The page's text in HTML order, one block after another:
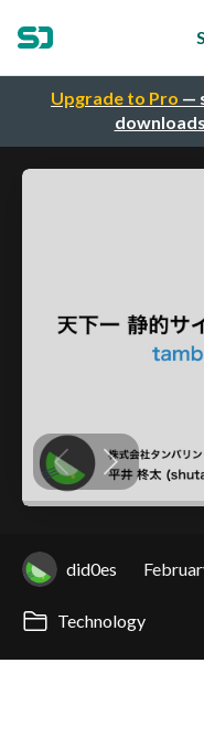
Upgrade to Pro —
did0es
Technology